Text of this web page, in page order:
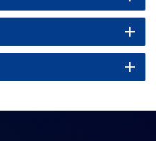
减少了图像边缘失真，使其
动对焦技术镜头：快速准确
一位参与者都能快速清晰地
镜头：配备大光圈和高灵敏
镜头可以在各种照明条件下提